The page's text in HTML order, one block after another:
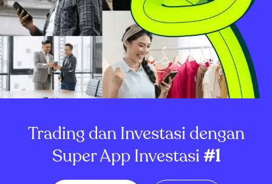
Trading dan Investasi dengan
Super App Investasi#1